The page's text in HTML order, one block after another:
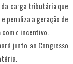
carga tributária que
penaliza a geração de
com o incentivo.
junto ao Congresso